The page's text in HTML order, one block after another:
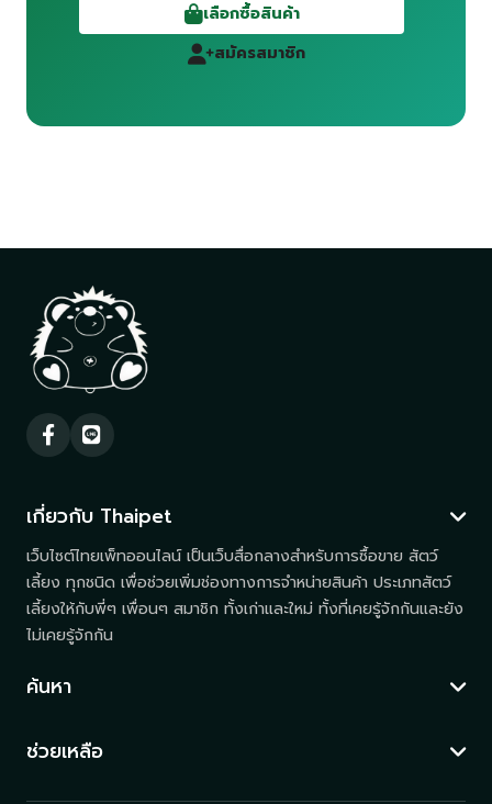
เลือกซื้อสินค้า
สมัครสมาชิก
เกี่ยวกับ Thaipet
เว็บไซต์ไทยเพ็ทออนไลน์ เป็นเว็บสื่อกลางสำหรับการซื้อขาย สัตว์
เลี้ยง ทุกชนิด เพื่อช่วยเพิ่มช่องทางการจำหน่ายสินค้า ประเภทสัตว์
เลี้ยงให้กับพี่ๆ เพื่อนๆ สมาชิก ทั้งเก่าและใหม่ ทั้งที่เคยรู้จักกันและยัง
ไม่เคยรู้จักกัน
ค้นหา
ช่วยเหลือ